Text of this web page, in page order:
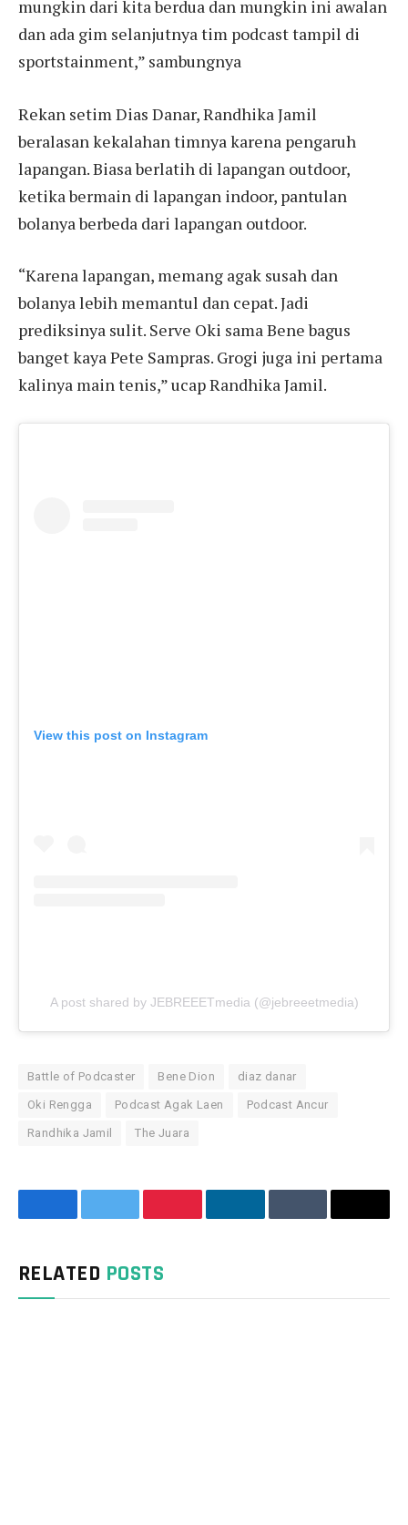
mungkin dari kita berdua dan mungkin ini awalan
dan ada gim selanjutnya tim podcast tampil di
sportstainment,” sambungnya
Rekan setim Dias Danar, Randhika Jamil
beralasan kekalahan timnya karena pengaruh
lapangan. Biasa berlatih di lapangan outdoor,
ketika bermain di lapangan indoor, pantulan
bolanya berbeda dari lapangan outdoor.
“Karena lapangan, memang agak susah dan
bolanya lebih memantul dan cepat. Jadi
prediksinya sulit. Serve Oki sama Bene bagus
banget kaya Pete Sampras. Grogi juga ini pertama
kalinya main tenis,” ucap Randhika Jamil.
View this post on Instagram
A post shared by JEBREEETmedia (@jebreeetmedia)
Battle of Podcaster Bene Dion diaz danar
Oki Rengga Podcast Agak Laen Podcast Ancur
Randhika Jamil The Juara
FacebookTwitter PinterestLinkedInTumblr Email
RELATED POSTS